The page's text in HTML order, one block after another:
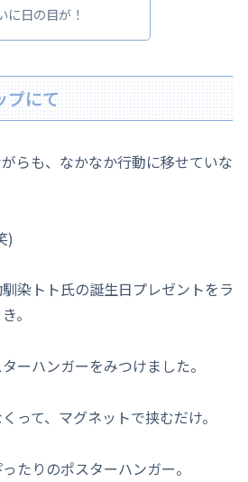
に日の目が！
プにて
らも、なかなか行動に移せていな
)
染トト氏の誕生日プレゼントをラ
。
ーハンガーをみつけました。
って、マグネットで挟むだけ。
たりのポスターハンガー。